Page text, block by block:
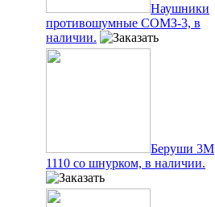
Наушники
противошумные СОМЗ-3, в
наличии.
Беруши 3М
1110 со шнурком, в наличии.